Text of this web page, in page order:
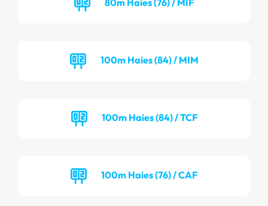
100m Haies (84) / MIM
100m Haies (84) / TCF
100m Haies (76) / CAF